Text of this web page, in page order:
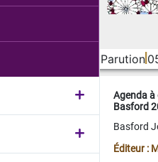
Parution
Agenda
Basford
Basford
Éditeur :